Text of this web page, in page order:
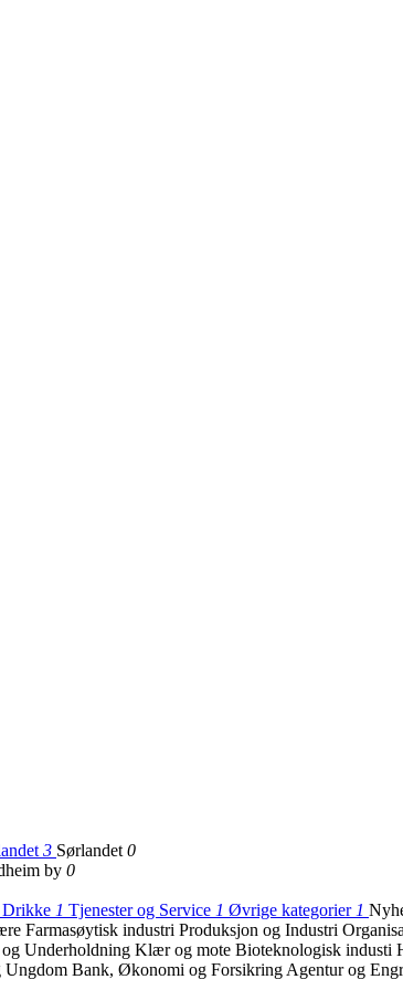
3 Sørlandet 0
by 0
1 Tjenester og Service 1 Øvrige kategorier 1
Farmasøytisk industri Produksjon og Industri
Underholdning Klær og mote Bioteknologisk industi
Ungdom Bank, Økonomi og Forsikring Agentur og